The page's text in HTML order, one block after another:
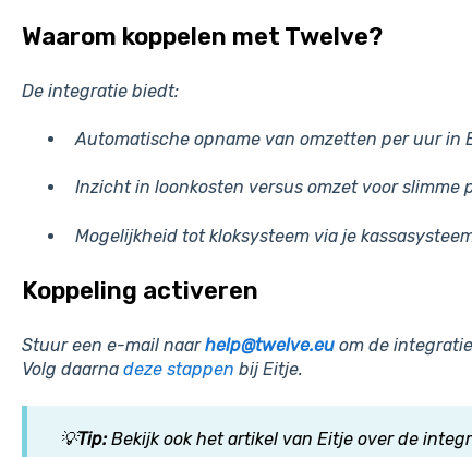
Waarom koppelen met Twelve?
De integratie biedt:
Automatische opname van omzetten per uur in
Inzicht in loonkosten versus omzet voor slimme
Mogelijkheid tot kloksysteem via je
Koppeling activeren
Stuur een e-mail naarhelp@twelve.euom de
Volg daarna deze stappen bij Eitje.
💡Tip: Bekijk ook het artikel van Eitje over de